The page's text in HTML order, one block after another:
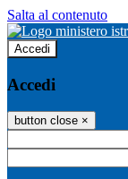
Salta al contenuto
Accedi
Accedi
button close ×